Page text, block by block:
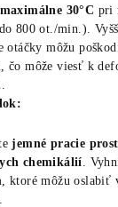
maximálne 30°C pri
800 ot./min.).
otáčky môžu
čo môže viesť k
jemné pracie
chemikálií .
ktoré môžu oslabiť